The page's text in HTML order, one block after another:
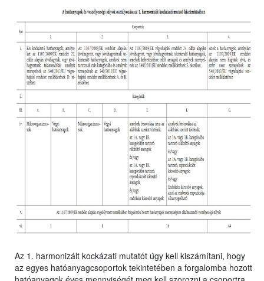
Az 1. harmonizált kockázati mutatót úgy kell kiszámítani, hogy
az egyes hatóanyagcsoportok tekintetében a forgalomba hozott